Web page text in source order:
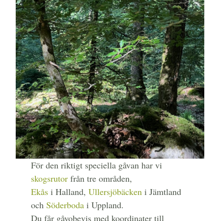
För den riktigt speciella gåvan har vi
skogsrutorfrån tre områden,
Ekåsi Halland, Ullersjöbäckeni Jämtland
och Söderbodai Uppland.
Du får gåvobevis med koordinater till